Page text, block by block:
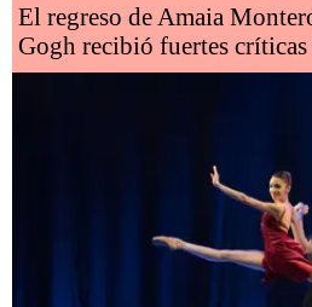
El regreso de Amaia
Gogh recibió fuertes críticas